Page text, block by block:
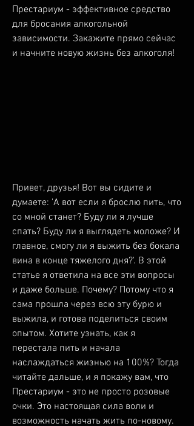
Престариум - эффективное средство
для бросания алкогольной
зависимости. Закажите прямо сейчас
и начните новую жизнь без алкоголя!
Привет, друзья! Вот вы сидите и
думаете: 'А вот если я брослю пить, что
со мной станет? Буду ли я лучше
спать? Буду ли я выглядеть моложе? И
главное, смогу ли я выжить без бокала
вина в конце тяжелого дня?'. В этой
статье я ответила на все эти вопросы
и даже больше. Почему? Потому что я
сама прошла через всю эту бурю и
выжила, и готова поделиться своим
опытом. Хотите узнать, как я
перестала пить и начала
наслаждаться жизнью на 100%? Тогда
читайте дальше, и я покажу вам, что
Престариум - это не просто розовые
очки. Это настоящая сила воли и
возможность начать жить по-новому.